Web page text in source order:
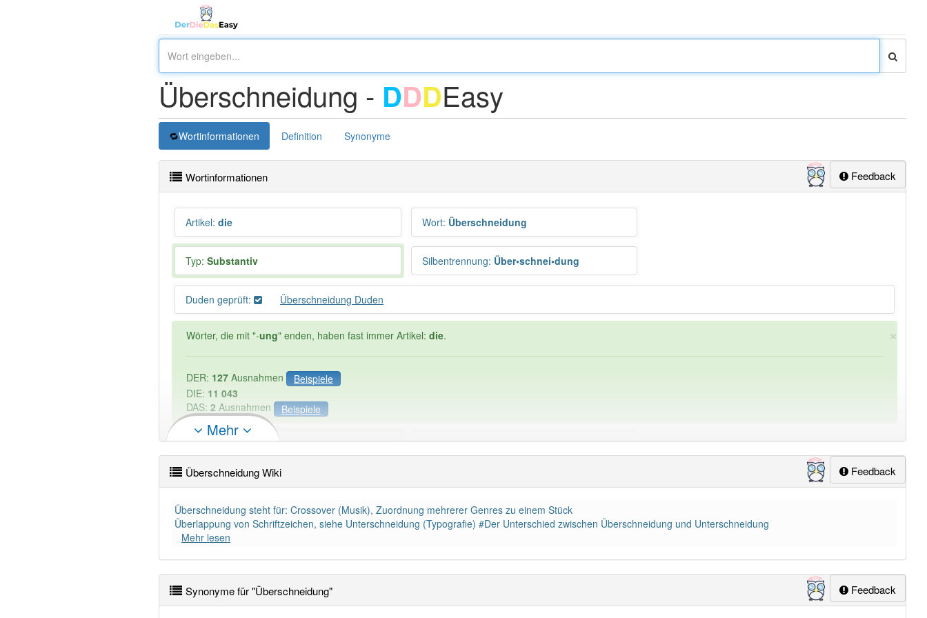
Überschneidung - DDDEasy
Wortinformationen Definition Synonyme
Feedback
Wortinformationen
Artikel: die Wort: Überschneidung
Typ: Substantiv Silbentrennung: Über•schnei•dung
Duden geprüft: Überschneidung Duden
×
Wörter, die mit "-ung" enden, haben fast immer Artikel: die.
DER: 127 Ausnahmen
Beispiele
DIE: 11 043
DAS: 2 Ausnahmen Beispiele
PowerIndex:19 Häufigkeit: 4 von 10
Wörter mit Endung aber mit einem anderen Artikeldie:
84% unserer Spielapp-Nutzer haben den Artikel korrekt erraten.
Mehr
Feedback
Überschneidung Wiki
Überschneidung steht für: Crossover (Musik), Zuordnung mehrerer Genres zu einem Stück
Überlappung von Schriftzeichen, siehe Unterschneidung (Typografie) #Der Unterschied zwischen Überschneidung und Unterschneidung
Mehr lesen
Feedback
Synonyme für "Überschneidung"